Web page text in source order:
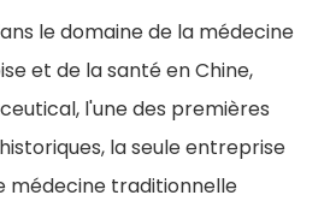
le domaine de la médecine
et de la santé en Chine,
l'une des premières
la seule entreprise
médecine traditionnelle